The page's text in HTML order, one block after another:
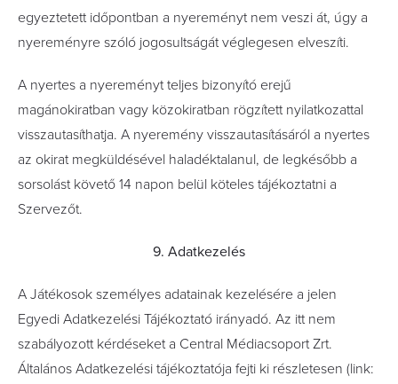
egyeztetett időpontban a nyereményt nem veszi át, úgy a
nyereményre szóló jogosultságát véglegesen elveszíti.
A nyertes a nyereményt teljes bizonyító erejű
magánokiratban vagy közokiratban rögzített nyilatkozattal
visszautasíthatja. A nyeremény visszautasításáról a nyertes
az okirat megküldésével haladéktalanul, de legkésőbb a
sorsolást követő 14 napon belül köteles tájékoztatni a
Szervezőt.
9. Adatkezelés
A Játékosok személyes adatainak kezelésére a jelen
Egyedi Adatkezelési Tájékoztató irányadó. Az itt nem
szabályozott kérdéseket a Central Médiacsoport Zrt.
Általános Adatkezelési tájékoztatója fejti ki részletesen (link: